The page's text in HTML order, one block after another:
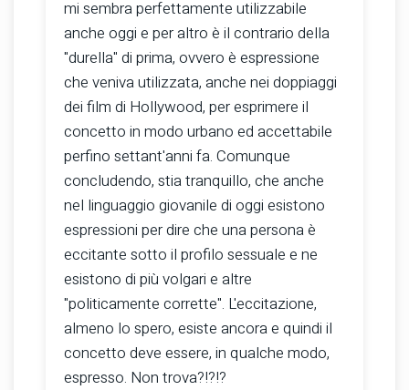
mi sembra perfettamente utilizzabile
anche oggi e per altro è il contrario della
"durella" di prima, ovvero è espressione
che veniva utilizzata, anche nei doppiaggi
dei film di Hollywood, per esprimere il
concetto in modo urbano ed accettabile
perfino settant'anni fa. Comunque
concludendo, stia tranquillo, che anche
nel linguaggio giovanile di oggi esistono
espressioni per dire che una persona è
eccitante sotto il profilo sessuale e ne
esistono di più volgari e altre
"politicamente corrette". L'eccitazione,
almeno lo spero, esiste ancora e quindi il
concetto deve essere, in qualche modo,
espresso. Non trova?!?!?